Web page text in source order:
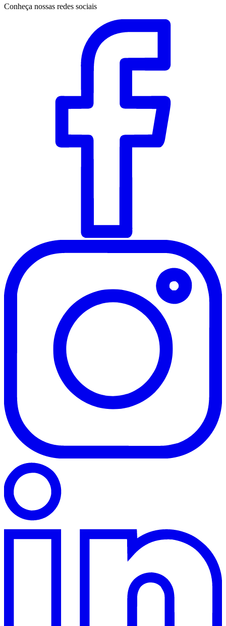
Conheça nossas redes sociais